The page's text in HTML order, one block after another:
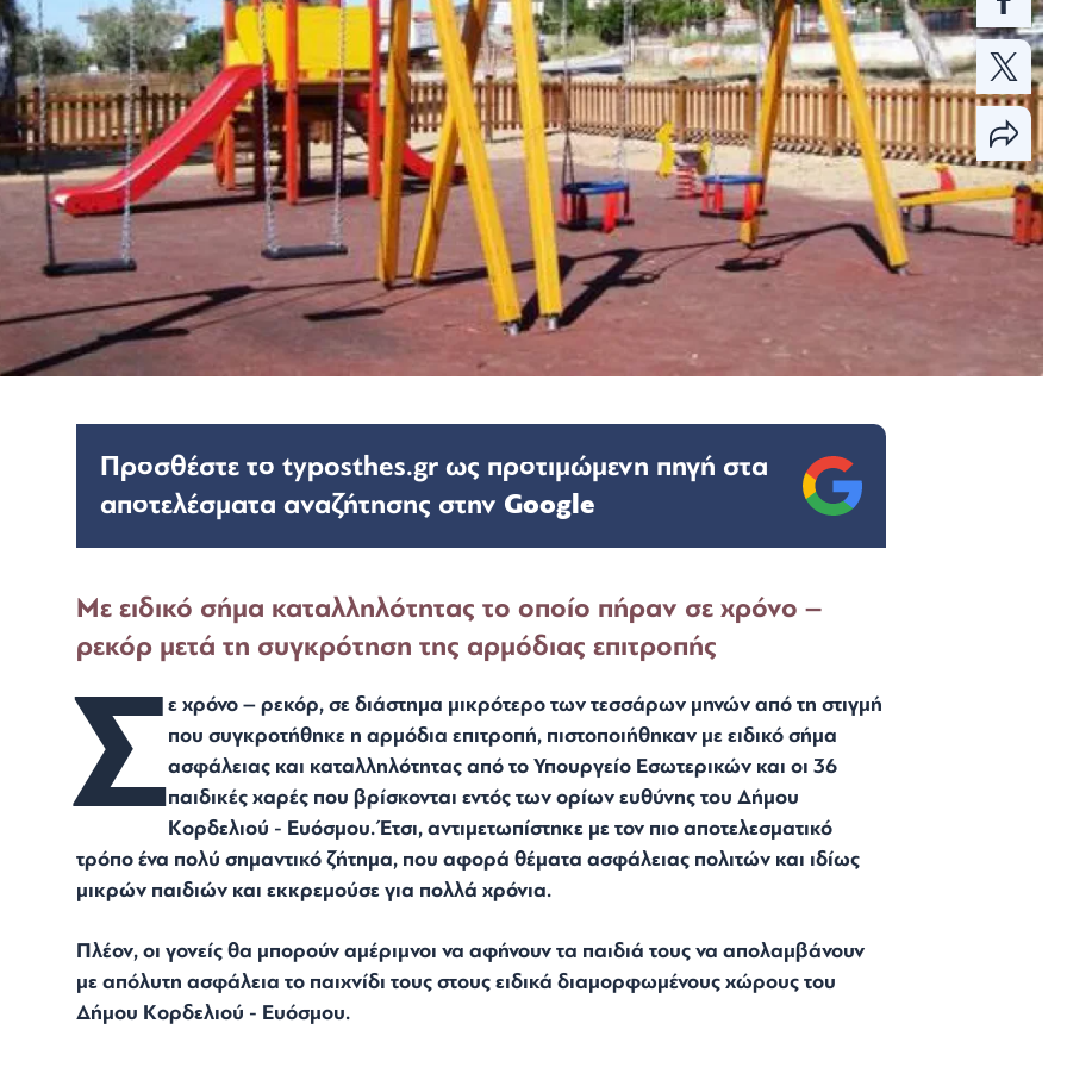
Προσθέστε το typosthes.gr ως προτιμώμενη πηγή στα
αποτελέσματα αναζήτησης στην Google
Με ειδικό σήμα καταλληλότητας το οποίο πήραν σε χρόνο –
ρεκόρ μετά τη συγκρότηση της αρμόδιας επιτροπής
Σε χρόνο – ρεκόρ, σε διάστημα μικρότερο των τεσσάρων μηνών από τη στιγμή
που συγκροτήθηκε η αρμόδια επιτροπή, πιστοποιήθηκαν με ειδικό σήμα
ασφάλειας και καταλληλότητας από το Υπουργείο Εσωτερικών και οι 36
παιδικές χαρές που βρίσκονται εντός των ορίων ευθύνης του Δήμου
Κορδελιού - Ευόσμου. Έτσι, αντιμετωπίστηκε με τον πιο αποτελεσματικό
τρόπο ένα πολύ σημαντικό ζήτημα, που αφορά θέματα ασφάλειας πολιτών και ιδίως
μικρών παιδιών και εκκρεμούσε για πολλά χρόνια.
Πλέον, οι γονείς θα μπορούν αμέριμνοι να αφήνουν τα παιδιά τους να απολαμβάνουν
με απόλυτη ασφάλεια το παιχνίδι τους στους ειδικά διαμορφωμένους χώρους του
Δήμου Κορδελιού - Ευόσμου.